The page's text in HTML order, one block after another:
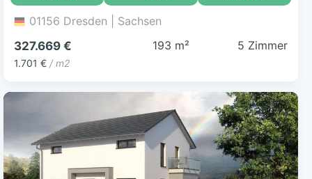
01156 Dresden | Sachsen
327.669 €
1.701 € / m2
193 m² 5 Zimmer